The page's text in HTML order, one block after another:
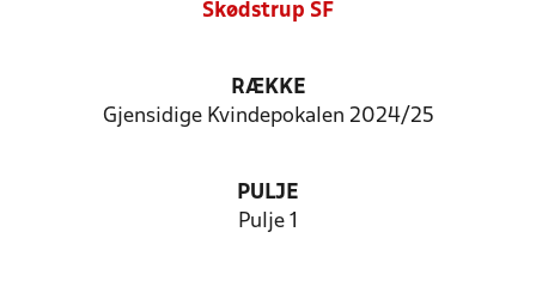
Skødstrup SF
RÆKKE
Gjensidige Kvindepokalen 2024/25
PULJE
Pulje 1